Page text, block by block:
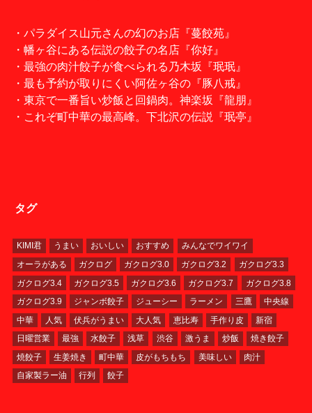
・パラダイス山元さんの幻のお店『蔓餃苑』
・幡ヶ谷にある伝説の餃子の名店『你好』
・最強の肉汁餃子が食べられる乃木坂『珉珉』
・最も予約が取りにくい阿佐ヶ谷の『豚八戒』
・東京で一番旨い炒飯と回鍋肉。神楽坂『龍朋』
・これぞ町中華の最高峰。下北沢の伝説『珉亭』
タグ
KIMI君 うまい おいしい おすすめ
みんなでワイワイ
オーラがある
ガクログ ガクログ3.0 ガクログ3.2
ガクログ3.3
ガクログ3.4
ガクログ3.5 ガクログ3.6 ガクログ3.7
ガクログ3.8
ガクログ3.9
ジャンボ餃子 ジューシー ラーメン 三鷹
中央線
中華
人気 伏兵がうまい 大人気 恵比寿 手作り皮
新宿
日曜営業
最強 水餃子 浅草 渋谷 激うま 炒飯
焼き餃子
焼餃子
生姜焼き 町中華 皮がもちもち 美味しい
肉汁
自家製ラー油
行列 餃子